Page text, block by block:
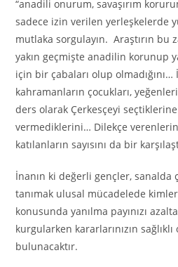
“anadili onurum, savaşırım
sadece izin verilen yerleşkelerde
mutlaka sorgulayın. Araştırın bu
yakın geçmişte anadilin korunup
için bir çabaları olup
kahramanların çocukları,
ders olarak Çerkesçeyi
vermediklerini… Dilekçe verenlerin
katılanların sayısını da bir
İnanın ki değerli gençler, sanalda
tanımak ulusal mücadelede
konusunda yanılma payınızı
kurgularken kararlarınızın sağlıklı
bulunacaktır.